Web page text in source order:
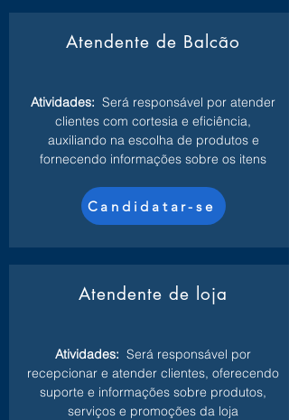
Atendente de Balcão
Atividades: Será responsável por atender
clientes com cortesia e eficiência,
auxiliando na escolha de produtos e
fornecendo informações sobre os itens
Candidatar-se
Atendente de loja
Atividades: Será responsável por
recepcionar e atender clientes, oferecendo
suporte e informações sobre produtos,
serviços e promoções da loja